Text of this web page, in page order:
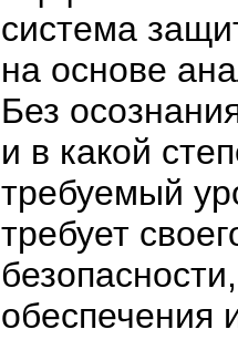
система
на основе
Без
и в какой
требуемый
требует
обеспечения